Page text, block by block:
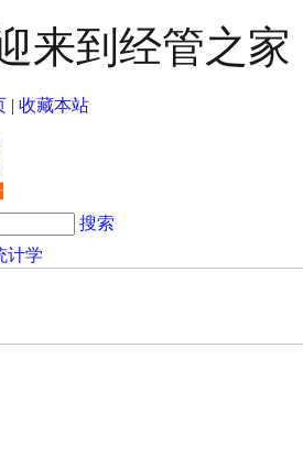
来到经管之家
| 收藏本站
搜索
计学